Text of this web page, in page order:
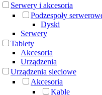
Serwery i akcesoria
Podzespoły
Dyski
Serwery
Tablety
Akcesoria
Urządzenia
Urządzenia sieciowe
Akcesoria
Kable